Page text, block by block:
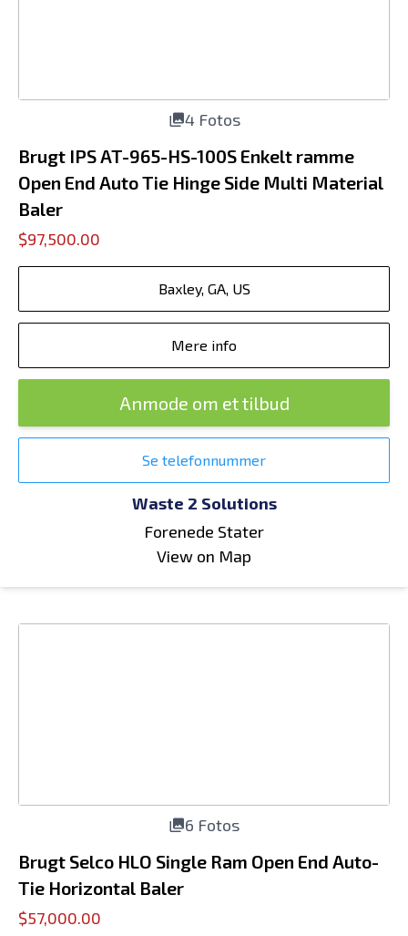
4 Fotos
Brugt IPS AT-965-HS-100S Enkelt ramme
Open End Auto Tie Hinge Side Multi Material
Baler
$97,500.00
Baxley, GA, US
Mere info
Anmode om et tilbud
Se telefonnummer
Waste 2 Solutions
Forenede Stater
View on Map
6 Fotos
Brugt Selco HLO Single Ram Open End Auto-
Tie Horizontal Baler
$57,000.00